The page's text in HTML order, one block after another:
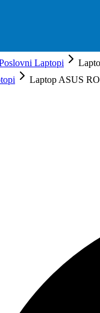
Laptopi
Laptop ASUS